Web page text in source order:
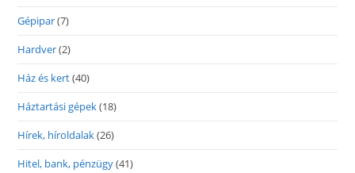
Gépipar(7)
Hardver(2)
Ház és kert(40)
Háztartási gépek(18)
Hírek, híroldalak(26)
Hitel, bank, pénzügy(41)